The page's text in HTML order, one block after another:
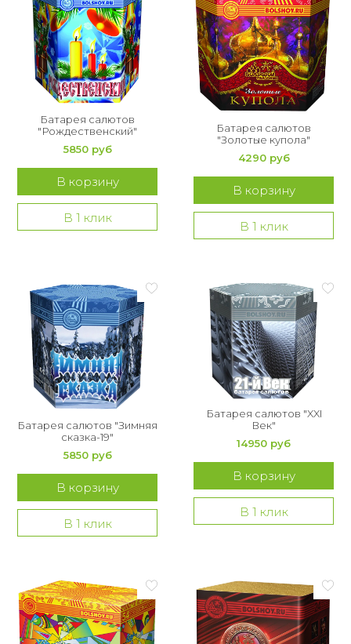
Батарея салютов
"Рождественский"
5850 руб
В корзину
В 1 клик
Батарея салютов
"Золотые купола"
4290 руб
В корзину
В 1 клик
Батарея салютов "Зимняя
сказка-19"
5850 руб
В корзину
В 1 клик
Батарея салютов "XXI
Век"
14950 руб
В корзину
В 1 клик
Букет из 75 роз
Букет из 101 розы
Букет из 151 розы
Букет из 301 розы
Розы XXL